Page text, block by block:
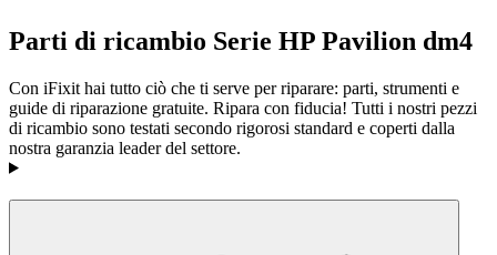
Store
Parti di ricambio Serie HP Pavilion dm4
Con iFixit hai tutto ciò che ti serve per riparare: parti, strumenti e
guide di riparazione gratuite. Ripara con fiducia! Tutti i nostri pezzi
di ricambio sono testati secondo rigorosi standard e coperti dalla
nostra garanzia leader del settore.
Prodotti